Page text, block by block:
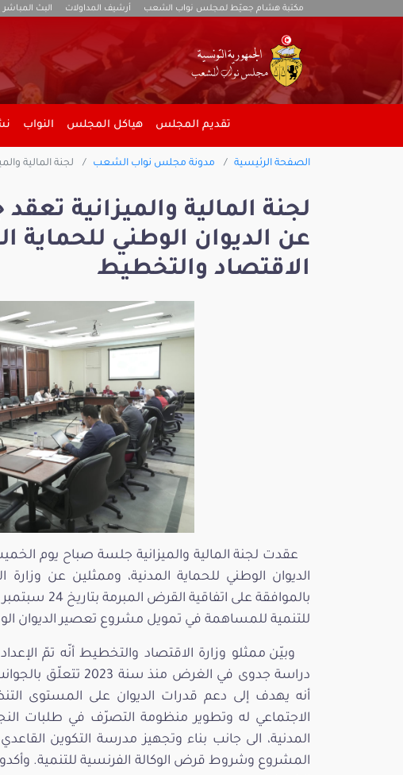
مكتبة هشام جعيّط لمجلس نواب الشعب أرشيف المداولات البث المباشر
تقديم المجلس هياكل المجلس النواب
الصفحة الرئيسية مدونة مجلس نواب الشعب لجنة المالية
لجنة المالية والميزانية
عن الديوان الوطني للحماية
الاقتصاد والتخطيط
الديوان الوطني للحماية المدنية، وممثلين عن
للتنمية للمساهمة في تمويل مشروع تعصير الديوان
وبيّن ممثلو وزارة الاقتصاد والتخطيط أنّه تمّ
دراسة جدوى في الغرض
أنه يهدف إلى دعم قدرات الديوان على المستوى
الاجتماعي له وتطوير منظومة التصرّف في طلبات
المدنية، الى جانب بناء وتجهيز مدرسة التكوين
المشروع وشروط قرض الوكالة الفرنسية للتنمية.